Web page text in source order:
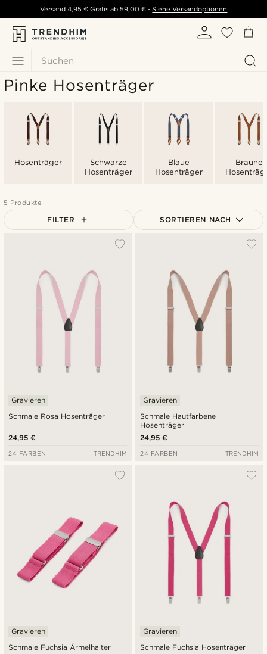
Suchen
Versand 4,95 € Gratis ab59,00 € - Siehe Versandoptionen
Pinke Hosenträger
Hosenträger
Schwarze
Hosenträger
Blaue
Hosenträger
Braune
5 Produkte
FILTER SORTIEREN NACH
Niedrigster Preis
Höchster Preis
Schmale Rosa Hosenträger
Gravieren
24,95 €
24 FARBEN TRENDHIM
Schmale Hautfarbene
Hosenträger
Gravieren
24,95 €
24 FARBEN TRENDHIM
Schmale Fuchsia Ärmelhalter
Gravieren
Schmale Fuchsia Hosenträger
Gravieren